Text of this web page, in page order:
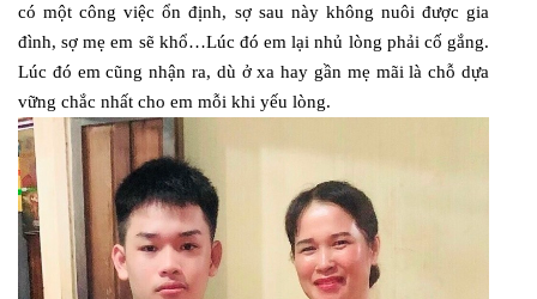
có một công việc ổn định, sợ sau này không nuôi được gia
đình, sợ mẹ em sẽ khổ…Lúc đó em lại nhủ lòng phải cố gắng.
Lúc đó em cũng nhận ra, dù ở xa hay gần mẹ mãi là chỗ dựa
vững chắc nhất cho em mỗi khi yếu lòng.